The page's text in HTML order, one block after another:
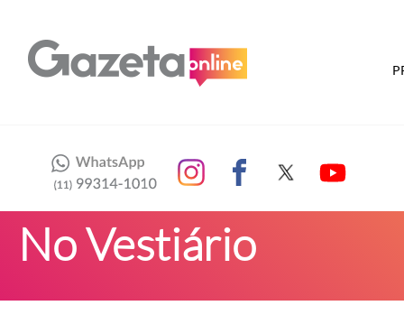
No Vestiário